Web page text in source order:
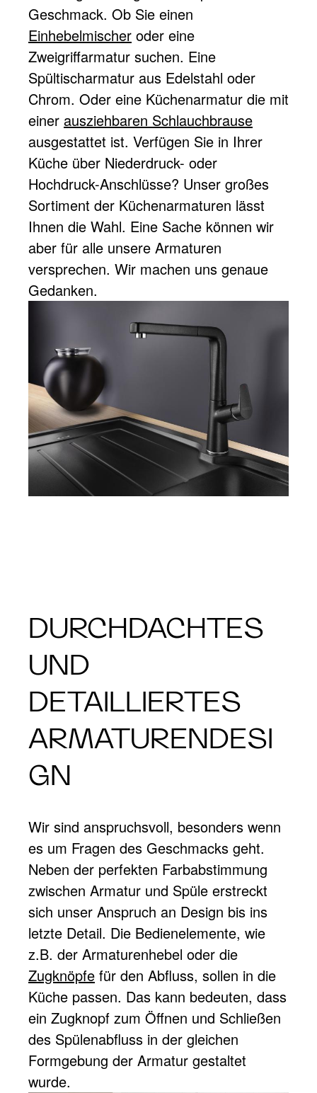
Geschmack. Ob Sie einen
Einhebelmischer oder eine
Zweigriffarmatur suchen. Eine
Spültischarmatur aus Edelstahl oder
Chrom. Oder eine Küchenarmatur die mit
einer ausziehbaren Schlauchbrause
ausgestattet ist. Verfügen Sie in Ihrer
Küche über Niederdruck- oder
Hochdruck-Anschlüsse? Unser großes
Sortiment der Küchenarmaturen lässt
Ihnen die Wahl. Eine Sache können wir
aber für alle unsere Armaturen
versprechen. Wir machen uns genaue
Gedanken.
DURCHDACHTES
UND
DETAILLIERTES
ARMATURENDESI
GN
Wir sind anspruchsvoll, besonders wenn
es um Fragen des Geschmacks geht.
Neben der perfekten Farbabstimmung
zwischen Armatur und Spüle erstreckt
sich unser Anspruch an Design bis ins
letzte Detail. Die Bedienelemente, wie
z.B. der Armaturenhebel oder die
Zugknöpfe für den Abfluss, sollen in die
Küche passen. Das kann bedeuten, dass
ein Zugknopf zum Öffnen und Schließen
des Spülenabfluss in der gleichen
Formgebung der Armatur gestaltet
wurde.